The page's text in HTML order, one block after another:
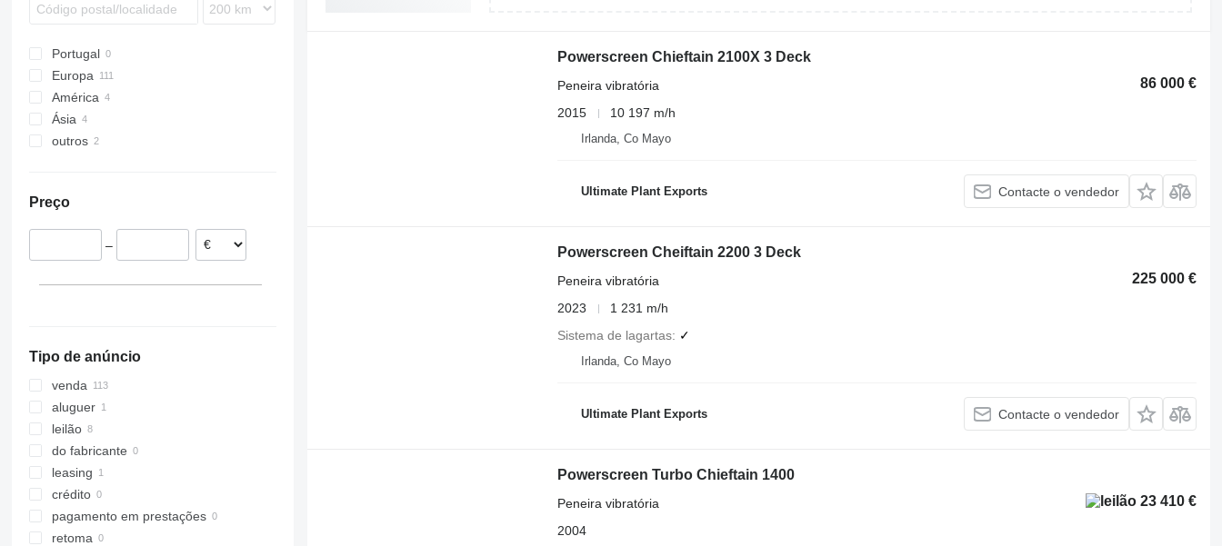
Portugal
Europa
Polónia
França
Lituânia
Suécia
América
México
Ásia
China
outros
Preço
–
Tipo de anúncio
venda
aluguer
leilão
do fabricante
leasing
crédito
pagamento em prestações
retoma
Powerscreen Chieftain 2100X 3 Deck
86 000 €
Peneira vibratória
2015
10 197 m/h
Irlanda, Co Mayo
Ultimate Plant Exports Contacte o vendedor
Powerscreen Cheiftain 2200 3 Deck
225 000 €
Peneira vibratória
2023
1 231 m/h
Sistema de lagartas
✓
Irlanda, Co Mayo
Ultimate Plant Exports Contacte o vendedor
Powerscreen Turbo Chieftain 1400
23 410 €
Peneira vibratória
2004